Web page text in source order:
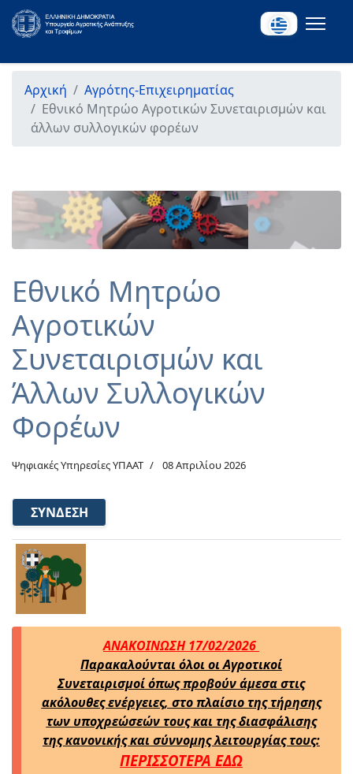
Αρχική
Αγρότης-Επιχειρηματίας
Εθνικό Μητρώο Αγροτικών Συνεταιρισμών και
άλλων συλλογικών φορέων
Εθνικό Μητρώο
Αγροτικών
Συνεταιρισμών και
Άλλων Συλλογικών
Φορέων
Ψηφιακές Υπηρεσίες ΥΠΑΑΤ 08 Απριλίου 2026
ΣΎΝΔΕΣΗ
ΑΝΑΚΟΙΝΩΣΗ 17/02/2026
Παρακαλούνται όλοι οι Αγροτικοί
Συνεταιρισμοί όπως προβούν άμεσα στις
ακόλουθες ενέργειες, στο πλαίσιο της τήρησης
των υποχρεώσεών τους και της διασφάλισης
της κανονικής και σύννομης λειτουργίας τους:
ΠΕΡΙΣΣΟΤΕΡΑ ΕΔΩ